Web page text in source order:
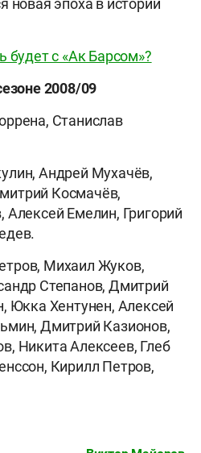
новая эпоха в истории
будет с «Ак Барсом»?
2008/09
Станислав
Андрей Мухачёв,
Космачёв,
Алексей Емелин, Григорий
Михаил Жуков,
Степанов, Дмитрий
Юкка Хентунен, Алексей
Дмитрий Казионов,
Никита Алексеев, Глеб
Кирилл Петров,